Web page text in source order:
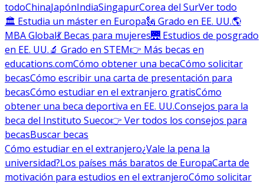
todoChinaJapónIndiaSingapurCorea del SurVer todo
🏛 Estudia un máster en Europa🗽 Grado en EE. UU.🌎
MBA Global💃 Becas para mujeres🌉 Estudios de posgrado
en EE. UU.🔬 Grado en STEM👉 Más becas en
educations.comCómo obtener una becaCómo solicitar
becasCómo escribir una carta de presentación para
becasCómo estudiar en el extranjero gratisCómo
obtener una beca deportiva en EE. UU.Consejos para la
beca del Instituto Sueco👉 Ver todos los consejos para
becasBuscar becas
Cómo estudiar en el extranjero¿Vale la pena la
universidad?Los países más baratos de EuropaCarta de
motivación para estudios en el extranjeroCómo solicitar